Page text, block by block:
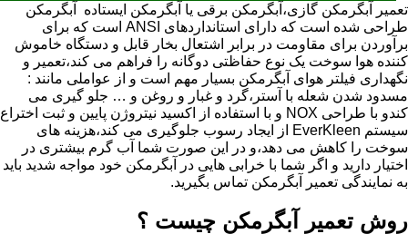
تعمیر آبگرمکن گازی،آبگرمکن برقی یا آبگرمکن ایستاده ​ آبگرمکن
طراحی شده است که دارای استانداردهای ANSI است که برای
برآوردن برای مقاومت در برابر اشتعال بخار قابل و دستگاه خاموش
کننده هوا سوخت یک نوع حفاظتی دوگانه را فراهم می کند،تعمیر و
نگهداری فیلتر هوای آبگرمکن بسیار مهم است و از عواملی مانند :
مسدود شدن شعله با آستر،گرد و غبار و روغن و … جلو گیری می
کندو با طراحی NOX و با استفاده از اکسید نیتروژن پایین و ثبت اختراع
سیستم EverKleen از ایجاد رسوب جلوگیری می کند،هزینه های
سوخت را کاهش می دهد،و در این صورت شما آب گرم بیشتری در
اختیار دارید و اگر شما با خرابی هایی در آبگرمکن خود مواجه شدید باید
به نمایندگی تعمیر آبگرمکن تماس بگیرید.
روش تعمیر آبگرمکن چیست ؟